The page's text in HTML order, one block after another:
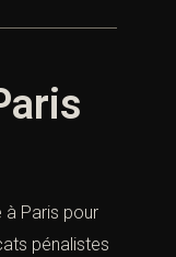
à Paris pour
pénalistes